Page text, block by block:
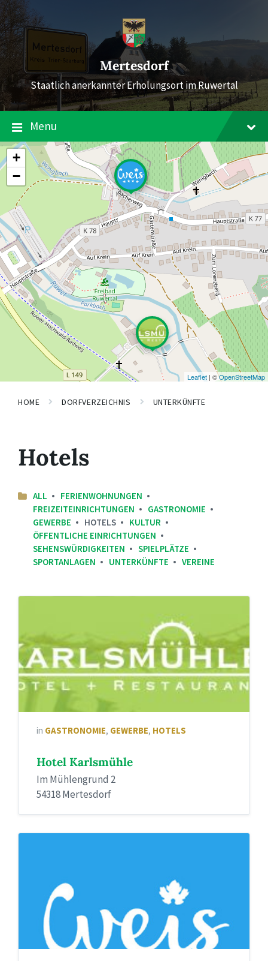
Skip
to
content
Skip
to
main
navigation
Skip
to
footer
Mertesdorf
Staatlich anerkannter Erholungsort im Ruwertal
Menu
+
−
Leaflet | ©OpenStreetMap
HOME DORFVERZEICHNIS UNTERKÜNFTE
Hotels
ALL
FERIENWOHNUNGEN
FREIZEITEINRICHTUNGEN
GASTRONOMIE
GEWERBE
HOTELS
KULTUR
ÖFFENTLICHE EINRICHTUNGEN
SEHENSWÜRDIGKEITEN
SPIELPLÄTZE
SPORTANLAGEN
UNTERKÜNFTE VEREINE
in GASTRONOMIE, GEWERBE, HOTELS
Hotel Karlsmühle
Im Mühlengrund 2
54318 Mertesdorf